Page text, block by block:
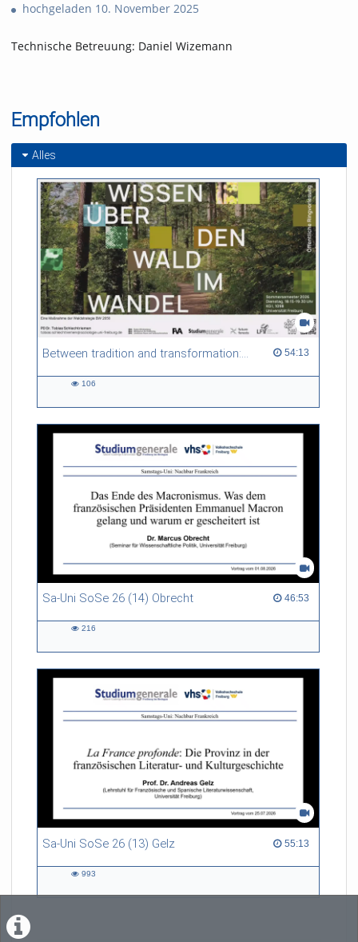
hochgeladen 10. November 2025
Technische Betreuung: Daniel Wizemann
Empfohlen
Alles
Between tradition and transformation: how owners, advisers and institutions co-create knowledge for resilient forests in Europe 54:13
54:13 duration
106
Sa-Uni SoSe 26 (14) Obrecht 46:53
46:53 duration
216
Sa-Uni SoSe 26 (13) Gelz 55:13
55:13 duration
993